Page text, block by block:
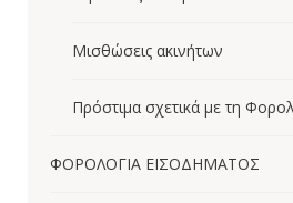
Μισθώσεις ακινήτων
Πρόστιμα σχετικά με τη
ΦΟΡΟΛΟΓΙΑ ΕΙΣΟΔΗΜΑΤΟΣ